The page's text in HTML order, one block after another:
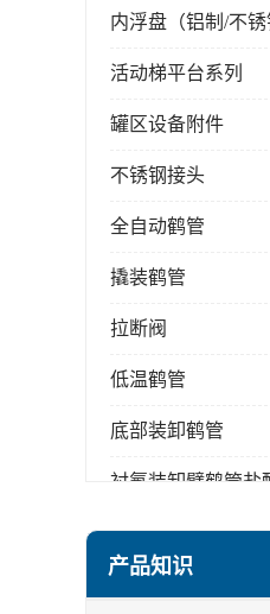
内浮盘（铝制/不锈
活动梯平台系列
罐区设备附件
不锈钢接头
全自动鹤管
撬装鹤管
拉断阀
低温鹤管
底部装卸鹤管
衬氟装卸臂鹤管盐
顶部装卸车鹤管
产品知识